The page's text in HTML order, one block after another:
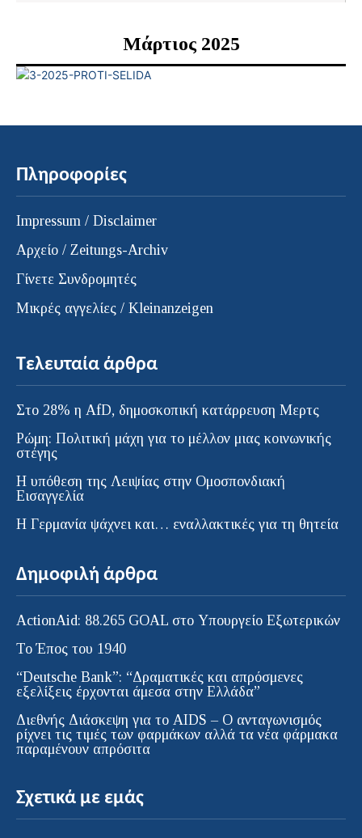
Μάρτιος 2025
Πληροφορίες
Impressum / Disclaimer
Αρχείο / Zeitungs-Archiv
Γίνετε Συνδρομητές
Μικρές αγγελίες / Kleinanzeigen
Τελευταία άρθρα
Στο 28% η AfD, δημοσκοπική κατάρρευση Μερτς
Ρώμη: Πολιτική μάχη για το μέλλον μιας κοινωνικής
στέγης
Η υπόθεση της Λειψίας στην Ομοσπονδιακή
Εισαγγελία
H Γερμανία ψάχνει και… εναλλακτικές για τη θητεία
Δημοφιλή άρθρα
ActionAid: 88.265 GOAL στο Υπουργείο Εξωτερικών
Το Έπος του 1940
“Deutsche Bank”: “Δραματικές και απρόσμενες
εξελίξεις έρχονται άμεσα στην Ελλάδα”
Διεθνής Διάσκεψη για το AIDS – Ο ανταγωνισμός
ρίχνει τις τιμές των φαρμάκων αλλά τα νέα φάρμακα
παραμένουν απρόσιτα
Σχετικά με εμάς